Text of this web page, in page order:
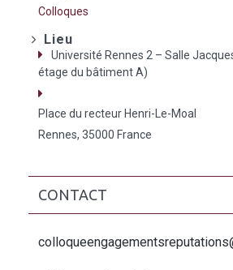
Colloques
Lieu
Université Rennes 2 – Salle
étage du bâtiment A)
Place du recteur Henri-Le-Moal
Rennes, 35000 France
CONTACT